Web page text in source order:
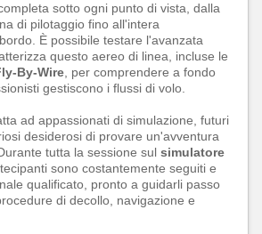
sotto ogni punto di vista, dalla
di pilotaggio fino all'intera
È possibile testare l'avanzata
questo aereo di linea, incluse le
By-Wire , per comprendere a fondo
gestiscono i flussi di volo.
ad appassionati di simulazione, futuri
desiderosi di provare un'avventura
tutta la sessione sul simulatore
sono costantemente seguiti e
qualificato, pronto a guidarli passo
di decollo, navigazione e